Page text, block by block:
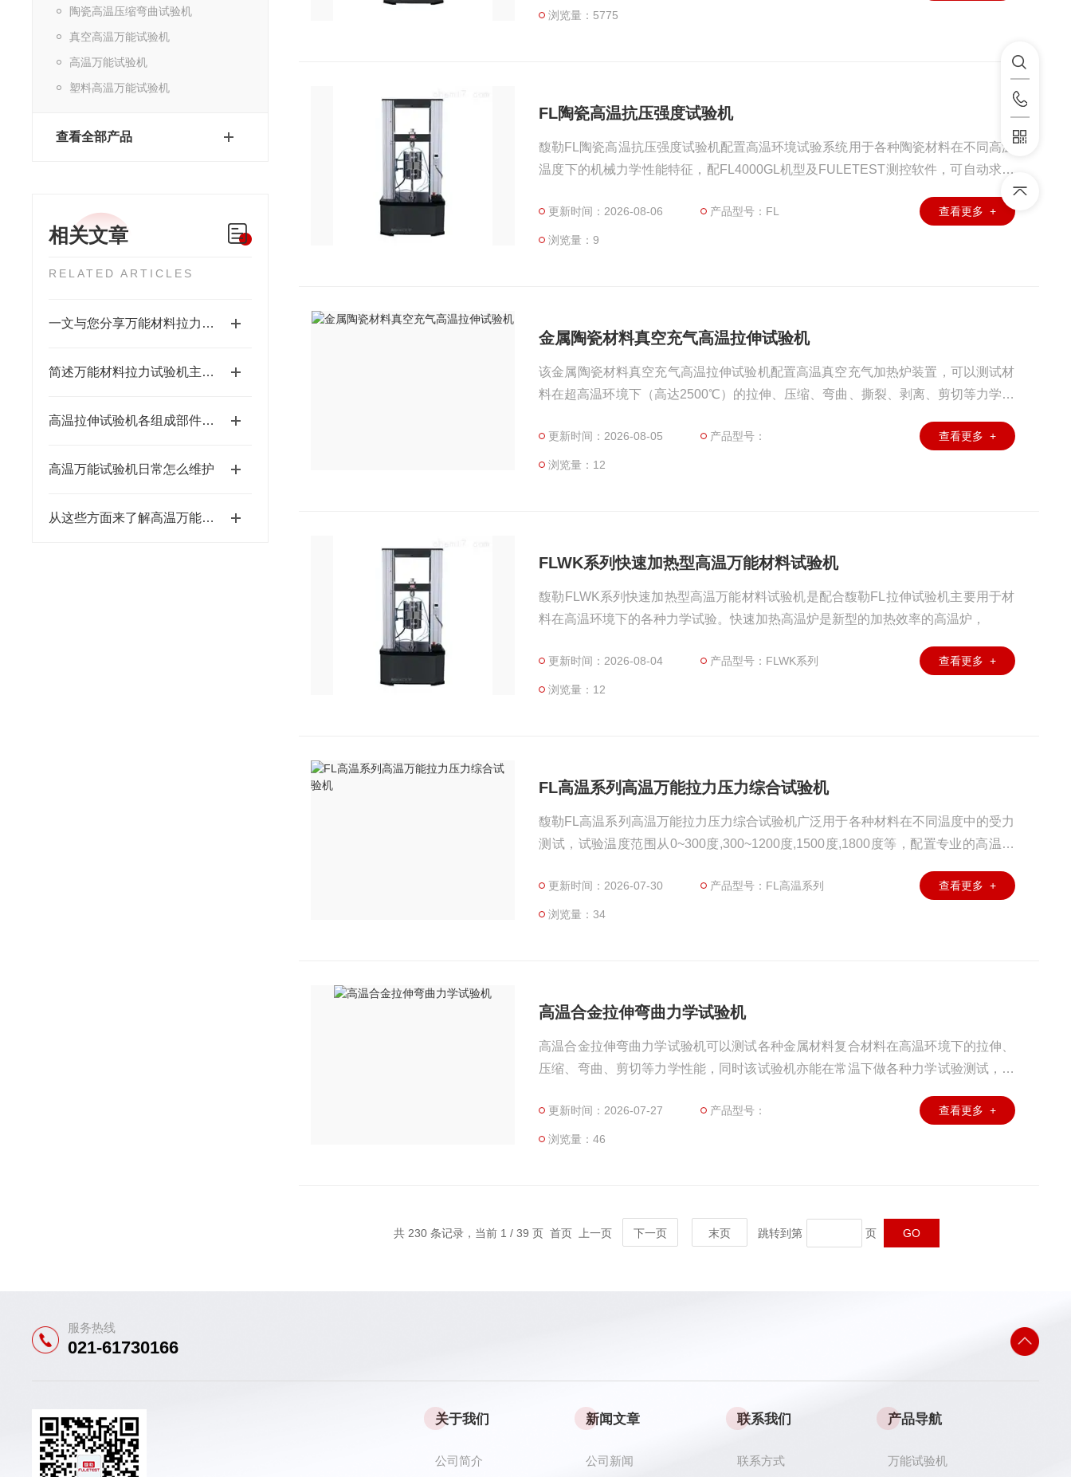
陶瓷高温压缩弯曲试验机
真空高温万能试验机
高温万能试验机
塑料高温万能试验机
查看全部产品
相关文章
RELATED ARTICLES
一文与您分享万能材料拉力试验机的系统化维护机制
简述万能材料拉力试验机主要组成部件的功能特点
高温拉伸试验机各组成部件的功能和特点介绍
高温万能试验机日常怎么维护
从这些方面来了解高温万能试验机
浏览量：5775
FL陶瓷高温抗压强度试验机
馥勒FL陶瓷高温抗压强度试验机配置高温环境试验系统用于各种陶瓷材料在不同高温
温度下的机械力学性能特征，配FL4000GL机型及FULETEST测控软件，可自动求取
更新时间：2026-08-06 产品型号：FL
浏览量：9
查看更多 +
金属陶瓷材料真空充气高温拉伸试验机
该金属陶瓷材料真空充气高温拉伸试验机配置高温真空充气加热炉装置，可以测试材
料在超高温环境下（高达2500℃）的拉伸、压缩、弯曲、撕裂、剥离、剪切等力学性
拉伸试验数据比较来确定温度对合金材料的物理性能影响，馥勒高温试验机满足GB/I
SO/ASTM/JIS/DIN等试验标准，微机控制系统自动采集处理试验数据，
更新时间：2026-08-05 产品型号：
浏览量：12
查看更多 +
FLWK系列快速加热型高温万能材料试验机
馥勒FLWK系列快速加热型高温万能材料试验机是配合馥勒FL拉伸试验机主要用于材
料在高温环境下的各种力学试验。快速加热高温炉是新型的加热效率的高温炉，
更新时间：2026-08-04 产品型号：FLWK系列
浏览量：12
查看更多 +
FL高温系列高温万能拉力压力综合试验机
馥勒FL高温系列高温万能拉力压力综合试验机广泛用于各种材料在不同温度中的受力
测试，试验温度范围从0~300度,300~1200度,1500度,1800度等，配置专业的高温拉
\\DIN\\ISO\\FL\\JIS等多种试验标准。
更新时间：2026-07-30 产品型号：FL高温系列
浏览量：34
查看更多 +
高温合金拉伸弯曲力学试验机
高温合金拉伸弯曲力学试验机可以测试各种金属材料复合材料在高温环境下的拉伸、
压缩、弯曲、剪切等力学性能，同时该试验机亦能在常温下做各种力学试验测试，设
试验数据，绘制多种曲线并打印试验报告，
更新时间：2026-07-27 产品型号：
浏览量：46
查看更多 +
共 230 条记录，当前 1 / 39 页 首页 上一页 下一页 末页 跳转到第 页
服务热线
021-61730166
关于我们
公司简介
新闻文章
公司新闻
联系我们
联系方式
产品导航
万能试验机